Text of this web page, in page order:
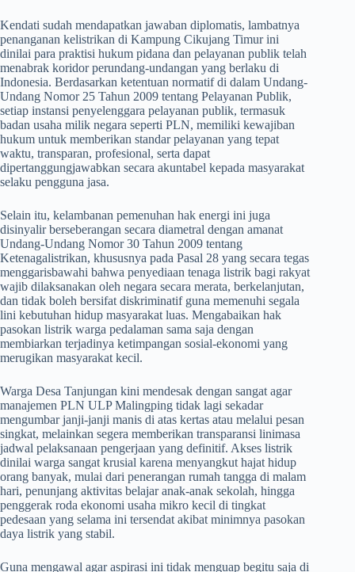
​Kendati sudah mendapatkan jawaban diplomatis, lambatnya
penanganan kelistrikan di Kampung Cikujang Timur ini
dinilai para praktisi hukum pidana dan pelayanan publik telah
menabrak koridor perundang-undangan yang berlaku di
Indonesia. Berdasarkan ketentuan normatif di dalam Undang-
Undang Nomor 25 Tahun 2009 tentang Pelayanan Publik,
setiap instansi penyelenggara pelayanan publik, termasuk
badan usaha milik negara seperti PLN, memiliki kewajiban
hukum untuk memberikan standar pelayanan yang tepat
waktu, transparan, profesional, serta dapat
dipertanggungjawabkan secara akuntabel kepada masyarakat
selaku pengguna jasa.
​Selain itu, kelambanan pemenuhan hak energi ini juga
disinyalir berseberangan secara diametral dengan amanat
Undang-Undang Nomor 30 Tahun 2009 tentang
Ketenagalistrikan, khususnya pada Pasal 28 yang secara tegas
menggarisbawahi bahwa penyediaan tenaga listrik bagi rakyat
wajib dilaksanakan oleh negara secara merata, berkelanjutan,
dan tidak boleh bersifat diskriminatif guna memenuhi segala
lini kebutuhan hidup masyarakat luas. Mengabaikan hak
pasokan listrik warga pedalaman sama saja dengan
membiarkan terjadinya ketimpangan sosial-ekonomi yang
merugikan masyarakat kecil.
​Warga Desa Tanjungan kini mendesak dengan sangat agar
manajemen PLN ULP Malingping tidak lagi sekadar
mengumbar janji-janji manis di atas kertas atau melalui pesan
singkat, melainkan segera memberikan transparansi linimasa
jadwal pelaksanaan pengerjaan yang definitif. Akses listrik
dinilai warga sangat krusial karena menyangkut hajat hidup
orang banyak, mulai dari penerangan rumah tangga di malam
hari, penunjang aktivitas belajar anak-anak sekolah, hingga
penggerak roda ekonomi usaha mikro kecil di tingkat
pedesaan yang selama ini tersendat akibat minimnya pasokan
daya listrik yang stabil.
​Guna mengawal agar aspirasi ini tidak menguap begitu saja di